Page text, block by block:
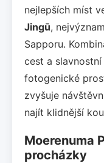
nejlepších míst
Jingū,
Sapporu.
cest a
fotogenické
zvyšuje
najít klidnější
Moerenuma
procházky